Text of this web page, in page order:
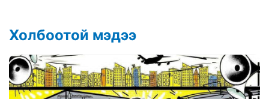
Холбоотой мэдээ